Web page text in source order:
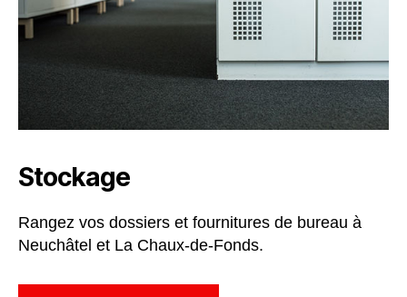
Stockage
Rangez vos dossiers et fournitures de bureau à
Neuchâtel et La Chaux-de-Fonds.